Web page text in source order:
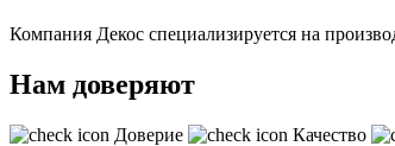
Компания Декос специализируется на
Нам доверяют
Доверие Качество